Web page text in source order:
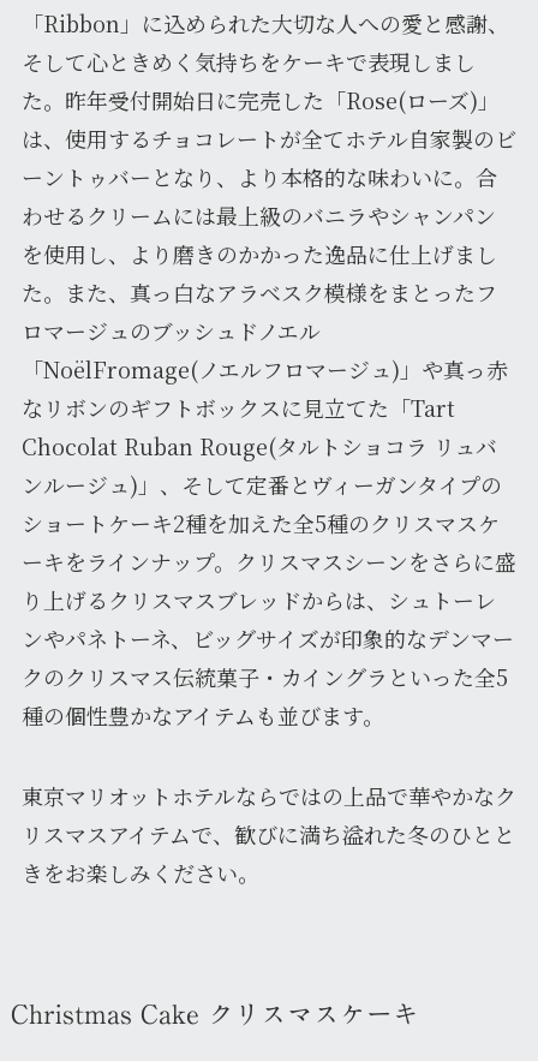
「Ribbon」に込められた大切な人への愛と感謝、
そして心ときめく気持ちをケーキで表現しまし
た。昨年受付開始日に完売した「Rose(ローズ)」
は、使用するチョコレートが全てホテル自家製のビ
ーントゥバーとなり、より本格的な味わいに。合
わせるクリームには最上級のバニラやシャンパン
を使用し、より磨きのかかった逸品に仕上げまし
た。また、真っ白なアラベスク模様をまとったフ
ロマージュのブッシュドノエル
「NoëlFromage(ノエルフロマージュ)」や真っ赤
なリボンのギフトボックスに見立てた「Tart
Chocolat Ruban Rouge(タルトショコラ リュバ
ンルージュ)」、そして定番とヴィーガンタイプの
ショートケーキ2種を加えた全5種のクリスマスケ
ーキをラインナップ。クリスマスシーンをさらに盛
り上げるクリスマスブレッドからは、シュトーレ
ンやパネトーネ、ビッグサイズが印象的なデンマー
クのクリスマス伝統菓子・カイングラといった全5
種の個性豊かなアイテムも並びます。
東京マリオットホテルならではの上品で華やかなク
リスマスアイテムで、歓びに満ち溢れた冬のひとと
きをお楽しみください。
Christmas Cake クリスマスケーキ